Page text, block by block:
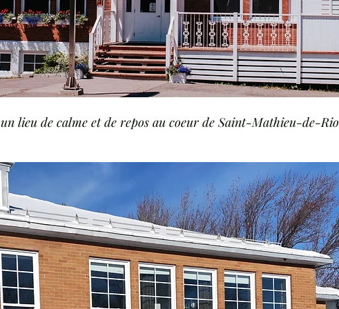
un lieu de calme et de repos au coeur de Saint-Mathieu-de-